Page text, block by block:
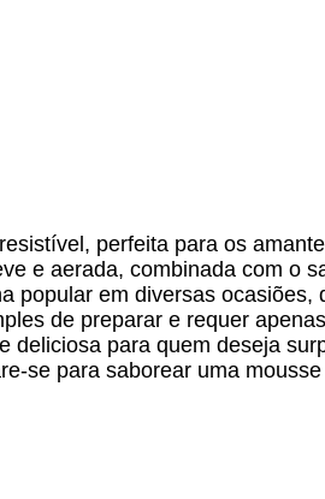
perfeita para os
e aerada, combinada com o
popular em diversas ocasiões,
de preparar e requer
deliciosa para quem deseja
se para saborear uma